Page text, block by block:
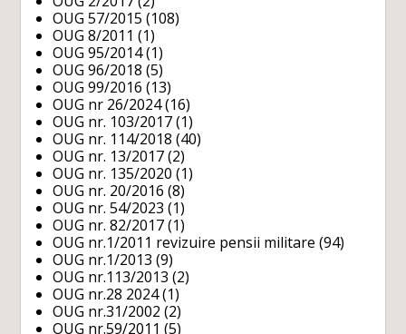
OUG 57/2015 (108)
OUG 8/2011 (1)
OUG 95/2014(1)
OUG 96/2018 (5)
OUG 99/2016 (13)
OUG nr 26/2024(16)
OUG nr. 103/2017 (1)
OUG nr. 114/2018 (40)
OUG nr. 13/2017 (2)
OUG nr. 135/2020 (1)
OUG nr. 20/2016 (8)
OUG nr. 54/2023 (1)
OUG nr. 82/2017 (1)
OUG nr.1/2011 revizuire pensii militare (94)
OUG nr.1/2013 (9)
OUG nr.113/2013 (2)
OUG nr.28 2024(1)
OUG nr.31/2002 (2)
OUG nr.59/2011 (5)